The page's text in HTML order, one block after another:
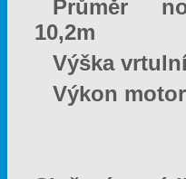
Průměr
10,2m
Výška
Výkon